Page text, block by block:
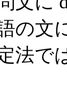
の文
法で